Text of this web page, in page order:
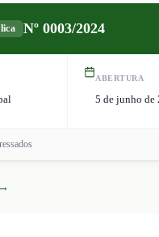
Nº0003/2024
ABERTURA
5 de junho de
s